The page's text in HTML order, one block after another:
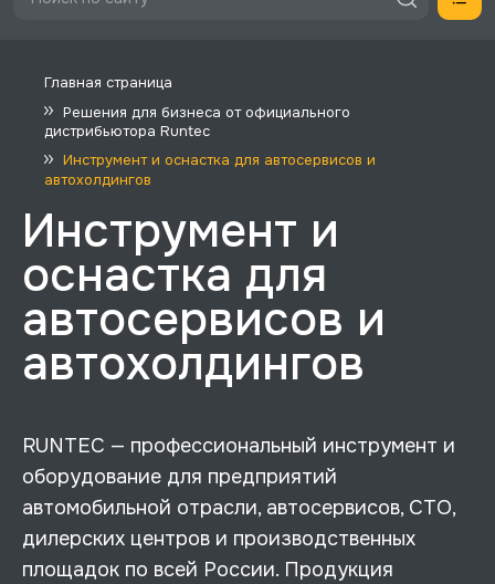
Главная страница
Решения для бизнеса от официального
дистрибьютора Runtec
Инструмент и оснастка для автосервисов и
автохолдингов
Инструмент и
оснастка для
автосервисов и
автохолдингов
RUNTEC — профессиональный инструмент и
оборудование для предприятий
автомобильной отрасли, автосервисов, СТО,
дилерских центров и производственных
площадок по всей России. Продукция